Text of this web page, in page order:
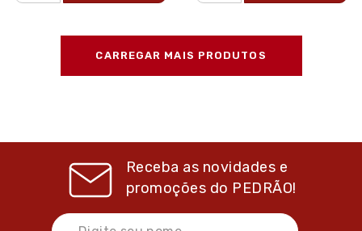
CARREGAR MAIS PRODUTOS
Receba as novidades e
promoções do PEDRÃO!